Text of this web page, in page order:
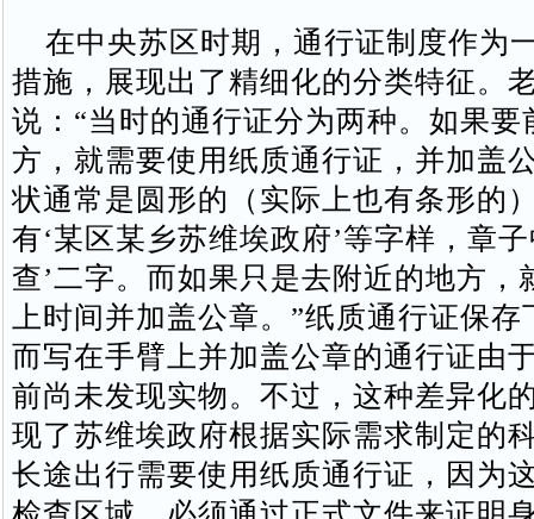
在中央苏区时期，通行证制度作为
措施，展现出了精细化的分类特征。
说：“当时的通行证分为两种。如果要
方，就需要使用纸质通行证，并加盖
状通常是圆形的（实际上也有条形的
有‘某区某乡苏维埃政府’等字样，章
查’二字。而如果只是去附近的地方，
上时间并加盖公章。”纸质通行证保存
而写在手臂上并加盖公章的通行证由
前尚未发现实物。不过，这种差异化
现了苏维埃政府根据实际需求制定的
长途出行需要使用纸质通行证，因为